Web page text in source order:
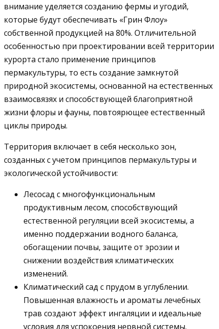
внимание уделяется созданию фермы и угодий,
которые будут обеспечивать «Грин Флоу»
собственной продукцией на 80%. Отличительной
особенностью при проектировании всей территории
курорта стало применение принципов
пермакультуры, то есть создание замкнутой
природной экосистемы, основанной на естественных
взаимосвязях и способствующей благоприятной
жизни флоры и фауны, повтоярющее естественный
циклы природы.
Территория включает в себя несколько зон,
созданных с учетом принципов пермакультуры и
экологической устойчивости:
Лесосад с многофункциональным
продуктивным лесом, способствующий
естественной регуляции всей экосистемы, а
именно поддержании водного баланса,
обогащении почвы, защите от эрозии и
снижении воздействия климатических
изменений.
Климатический сад с прудом в углублении.
Повышенная влажность и ароматы лечебных
трав создают эффект ингаляции и идеальные
условия для успокоения нервной системы.